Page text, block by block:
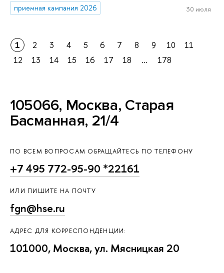
приемная кампания 2026
30 июля
1 2 3 4 5 6 7 8 9 10
11
12
13 14 15 16 17 18 ... 178
105066, Москва, Старая
Басманная, 21/4
ПО ВСЕМ ВОПРОСАМ ОБРАЩАЙТЕСЬ ПО ТЕЛЕФОНУ
+7 495 772-95-90 *22161
ИЛИ ПИШИТЕ НА ПОЧТУ
fgn@hse.ru
АДРЕС ДЛЯ КОРРЕСПОНДЕНЦИИ:
101000, Москва, ул. Мясницкая 20